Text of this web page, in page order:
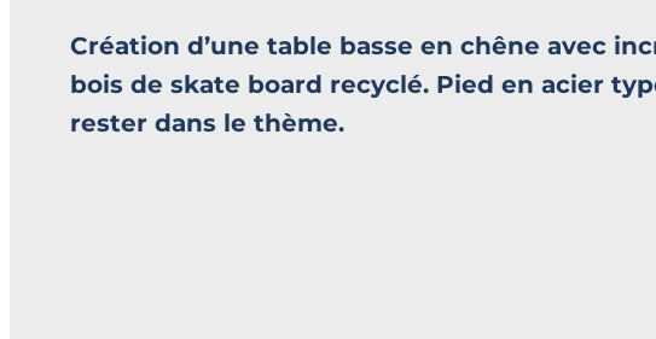
Création d’une table basse en chêne avec
bois de skate board recyclé. Pied en acier
rester dans le thème.